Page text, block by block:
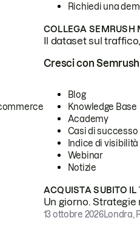
Richiedi una
COLLEGA SEMRUSH
Il dataset sul
Cresci con Semrush
Blog
Knowledge Base
Academy
Casi di successo
Indice di visibilità
Webinar
Notizie
ACQUISTA SUBITO IL
Un giorno.
13 ottobre 2026Londra,